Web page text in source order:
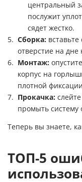
центральный
послужит
сядет жестко.
Сборка:
отверстие на дне
Монтаж:
корпус на
плотной
Прокачка:
промыть систему
Теперь вы знаете,
ТОП-5